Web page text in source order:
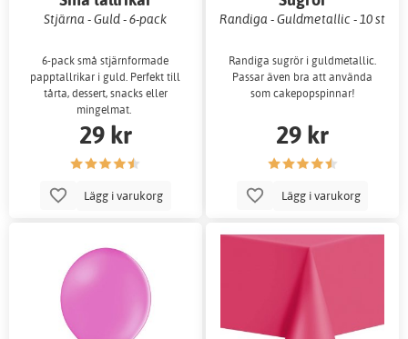
Stjärna - Guld - 6-pack
6-pack små stjärnformade
papptallrikar i guld. Perfekt till
tårta, dessert, snacks eller
mingelmat.
29 kr
Lägg i varukorg
Randiga - Guldmetallic - 10 st
Randiga sugrör i guldmetallic.
Passar även bra att använda
som cakepopspinnar!
29 kr
Lägg i varukorg